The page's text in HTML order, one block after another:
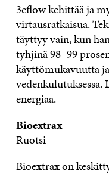
3eflow kehittää ja
virtausratkaisua.
täyttyy vain, kun
tyhjinä 98–99
käyttömukavuutta
vedenkulutuksessa.
energiaa.
Bioextrax
Ruotsi
Bioextrax on